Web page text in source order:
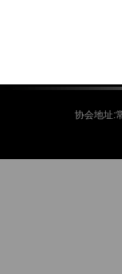
协会地址: